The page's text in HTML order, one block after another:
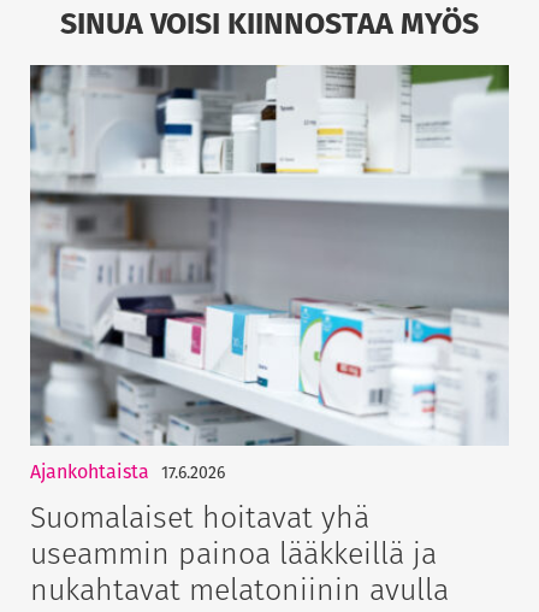
SINUA VOISI KIINNOSTAA MYÖS
Ajankohtaista 17.6.2026
Suomalaiset hoitavat yhä
useammin painoa lääkkeillä ja
nukahtavat melatoniinin avulla